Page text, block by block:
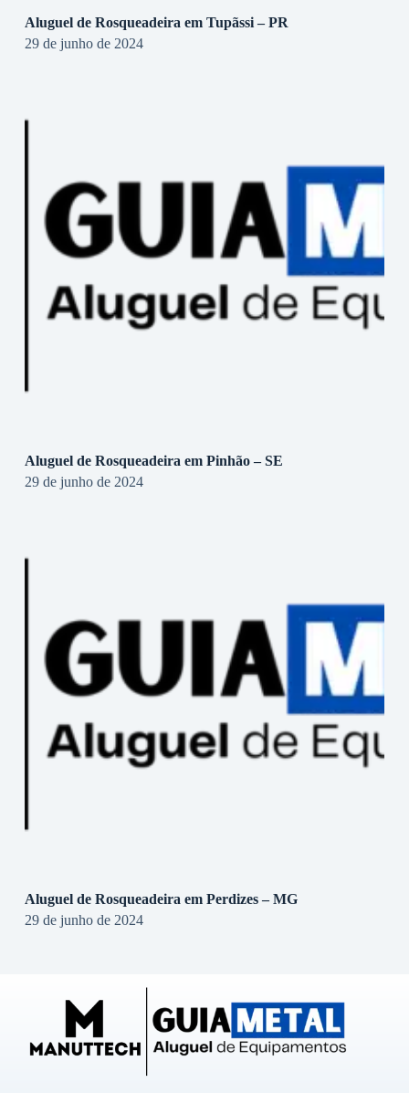
Aluguel de Rosqueadeira em Tupãssi – PR
29 de junho de 2024
Aluguel de Rosqueadeira em Pinhão – SE
29 de junho de 2024
Aluguel de Rosqueadeira em Perdizes – MG
29 de junho de 2024